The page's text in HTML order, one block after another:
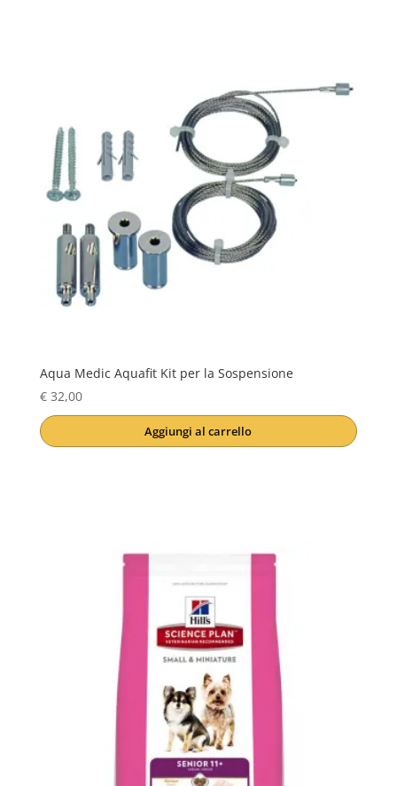
Aqua Medic Aquafit Kit per la Sospensione
€32,00
Aggiungi al carrello